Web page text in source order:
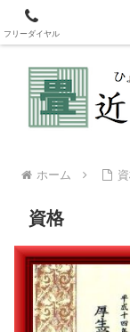
新畳・表替え・裏返
んも安心安全な国産畳表
ホーム
資格
フリーダイヤル